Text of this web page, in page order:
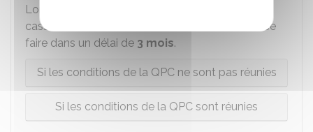
Lorsqu'une QPC est posée devant la Cour de
cassation ou le Conseil d'État, un examen doit se
faire dans un délai de 3 mois.
Si les conditions de la QPC ne sont pas réunies
Si les conditions de la QPC sont réunies